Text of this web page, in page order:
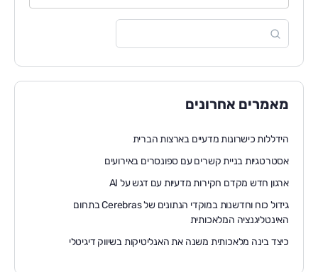
מאמרים אחרונים
הידללות כישרונות מדעיים בארצות הברית
אסטרטגיות בניית קשרים עם ספונסרים באירועים
ארגון חדש מקדם חקירות מדעיות עם דגש על AI
גידול כוח וחדשנות במוקדי הנתונים של Cerebras בתחום
האינטליגנציה המלאכותית
כיצד בינה מלאכותית משנה את האנליטיקות בשיווק דיגיטלי